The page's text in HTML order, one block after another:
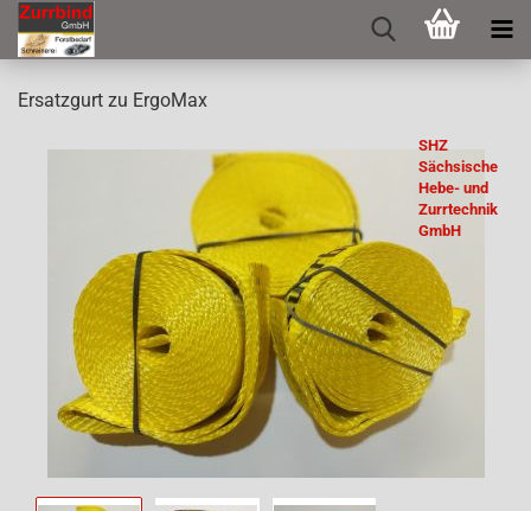
Er­satz­gurt zu Er­go­Max
SHZ
Sächsische
Hebe- und
Zurrtechnik
GmbH